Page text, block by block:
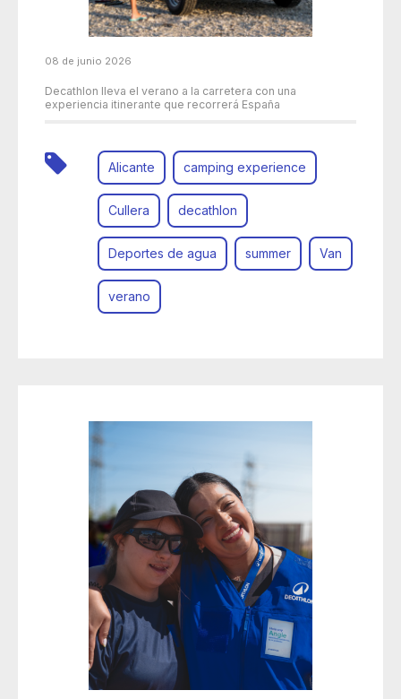
08 de junio 2026
Decathlon lleva el verano a la carretera con una
experiencia itinerante que recorrerá España
Alicante camping experience
Cullera decathlon
Deportes de agua summer Van
verano